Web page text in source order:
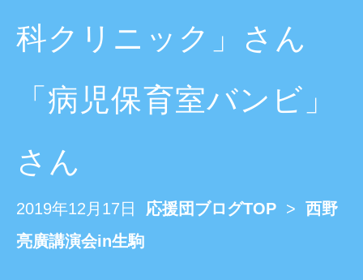
科クリニック」さん
「病児保育室バンビ」
さん
2019年12月17日 応援団ブログTOP > 西野
亮廣講演会in生駒